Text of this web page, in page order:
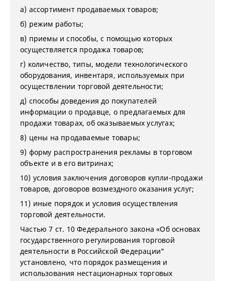
а) ассортимент продаваемых товаров;
б) режим работы;
в) приемы и способы, с помощью которых
осуществляется продажа товаров;
г) количество, типы, модели технологического
оборудования, инвентаря, используемых при
осуществлении торговой деятельности;
д) способы доведения до покупателей
информации о продавце, о предлагаемых для
продажи товарах, об оказываемых услугах;
8) цены на продаваемые товары;
9) форму распространения рекламы в торговом
объекте и в его витринах;
10) условия заключения договоров купли-продажи
товаров, договоров возмездного оказания услуг;
11) иные порядок и условия осуществления
торговой деятельности.
Частью 7 ст. 10 Федерального закона «Об основах
государственного регулирования торговой
деятельности в Российской Федерации"
установлено, что порядок размещения и
использования нестационарных торговых